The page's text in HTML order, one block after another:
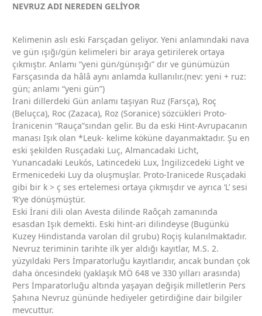
NEVRUZ ADI NEREDEN GELİYOR
Kelimenin aslı eski Farsçadan geliyor. Yeni anlamındaki nava
ve gün ışığı/gün kelimeleri bir araya getirilerek ortaya
çıkmıştır. Anlamı “yeni gün/günışığı” dır ve günümüzün
Farsçasında da hâlâ aynı anlamda kullanılır.(nev: yeni + ruz:
gün; anlamı “yeni gün”)
İrani dillerdeki Gün anlamı taşıyan Ruz (Farsça), Roç
(Beluçca), Roc (Zazaca), Roz (Soranice) sözcükleri Proto-
İranicenin “Rauça”sından gelir. Bu da eski Hint-Avrupacanın
manası Işık olan *Leuk- kelime köküne dayanmaktadır. Şu en
eski şekilden Rusçadaki Luç, Almancadaki Licht,
Yunancadaki Leukós, Latincedeki Lux, İngilizcedeki Light ve
Ermenicedeki Luy da oluşmuşlar. Proto-Iranicede Rusçadaki
gibi bir k > ç ses ertelemesi ortaya çıkmışdır ve ayrıca ‘L’ sesi
‘R’ye dönüşmüştür.
Eski İrani dili olan Avesta dilinde Raôçah zamanında
esasdan Işık demekti. Eski hint-ari dilindeyse (Bugünkü
Kuzey Hindistanda varolan dil grubu) Roçiş kulanılmaktadır.
Nevruz teriminin tarihte ilk yer aldığı kayıtlar, M.S. 2.
yüzyıldaki Pers İmparatorluğu kayıtlarıdır, ancak bundan çok
daha öncesindeki (yaklaşık MÖ 648 ve 330 yılları arasında)
Pers İmparatorluğu altında yaşayan değişik milletlerin Pers
Şahına Nevruz gününde hediyeler getirdiğine dair bilgiler
mevcuttur.